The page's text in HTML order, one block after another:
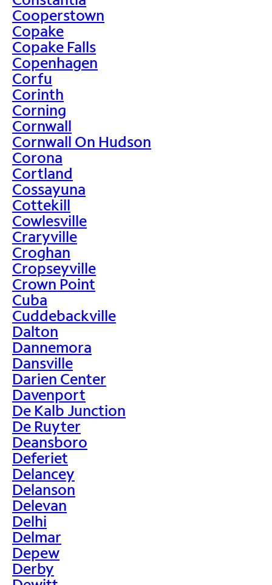
Cooperstown
Copake
Copake Falls
Copenhagen
Corfu
Corinth
Corning
Cornwall
Cornwall On Hudson
Corona
Cortland
Cossayuna
Cottekill
Cowlesville
Craryville
Croghan
Cropseyville
Crown Point
Cuba
Cuddebackville
Dalton
Dannemora
Dansville
Darien Center
Davenport
De Kalb Junction
De Ruyter
Deansboro
Deferiet
Delancey
Delanson
Delevan
Delhi
Delmar
Depew
Derby